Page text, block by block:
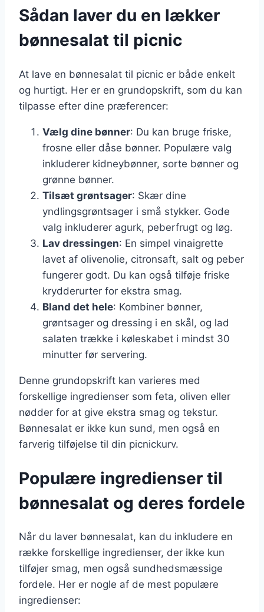
Sådan laver du en lækker
bønnesalat til picnic
At lave en bønnesalat til picnic er både enkelt
og hurtigt. Her er en grundopskrift, som du kan
tilpasse efter dine præferencer:
Vælg dine bønner: Du kan bruge friske,
frosne eller dåse bønner. Populære valg
inkluderer kidneybønner, sorte bønner og
grønne bønner.
Tilsæt grøntsager: Skær dine
yndlingsgrøntsager i små stykker. Gode
valg inkluderer agurk, peberfrugt og løg.
Lav dressingen: En simpel vinaigrette
lavet af olivenolie, citronsaft, salt og peber
fungerer godt. Du kan også tilføje friske
krydderurter for ekstra smag.
Bland det hele: Kombiner bønner,
grøntsager og dressing i en skål, og lad
salaten trække i køleskabet i mindst 30
minutter før servering.
Denne grundopskrift kan varieres med
forskellige ingredienser som feta, oliven eller
nødder for at give ekstra smag og tekstur.
Bønnesalat er ikke kun sund, men også en
farverig tilføjelse til din picnickurv.
Populære ingredienser til
bønnesalat og deres fordele
Når du laver bønnesalat, kan du inkludere en
række forskellige ingredienser, der ikke kun
tilføjer smag, men også sundhedsmæssige
fordele. Her er nogle af de mest populære
ingredienser: